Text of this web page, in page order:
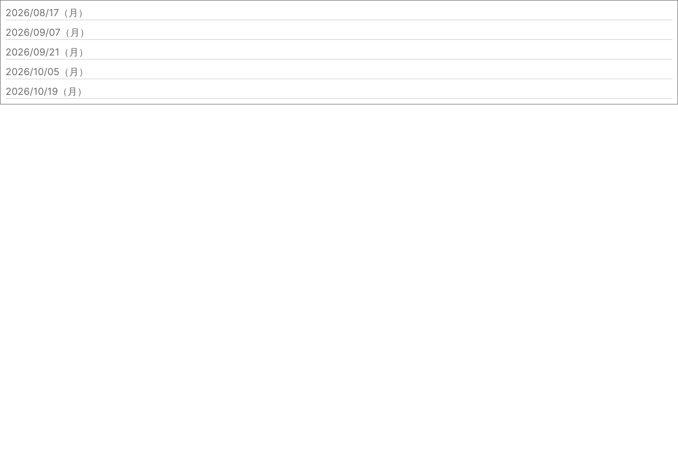
2026/08/17（月）
2026/09/07（月）
2026/09/21（月）
2026/10/05（月）
2026/10/19（月）